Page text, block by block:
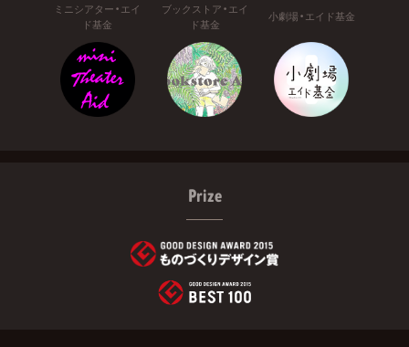
ミニシアター・エイ
ド基金
ブックストア・エイ
ド基金
小劇場・エイド基金
Prize